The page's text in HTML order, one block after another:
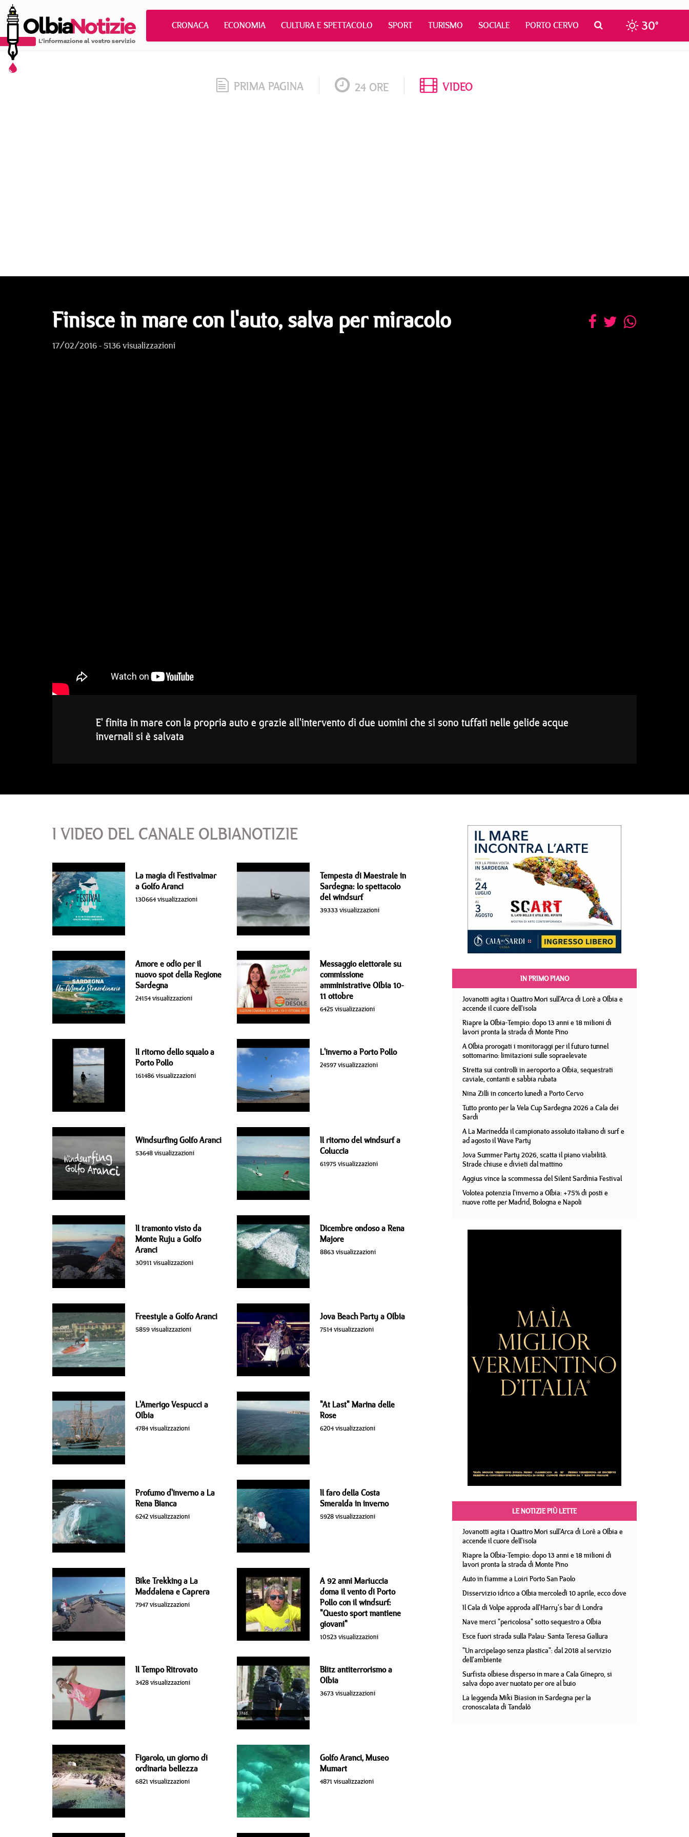
CRONACA ECONOMIA CULTURA E SPETTACOLO SPORT TURISMO SOCIALE PORTO CERVO 30°
PRIMA PAGINA 24 ORE VIDEO
Finisce in mare con l'auto, salva per miracolo
17/02/2016 - 5136 visualizzazioni
E' finita in mare con la propria auto e grazie all'intervento di due uomini che si sono tuffati nelle gelide acque
invernali si è salvata
I VIDEO DEL CANALE OLBIANOTIZIE
La magia di Festivalmar
a Golfo Aranci
130664 visualizzazioni
Tempesta di Maestrale in
Sardegna: lo spettacolo
del windsurf
39333 visualizzazioni
Amore e odio per il
nuovo spot della Regione
Sardegna
24154 visualizzazioni
Messaggio elettorale su
commissione
amministrative Olbia 10-
11 ottobre
6425 visualizzazioni
Il ritorno dello squalo a
Porto Pollo
161486 visualizzazioni
L'inverno a Porto Pollo
24597 visualizzazioni
Windsurfing Golfo Aranci
53648 visualizzazioni
Il ritorno del windsurf a
Coluccia
61975 visualizzazioni
Il tramonto visto da
Monte Ruju a Golfo
Aranci
30911 visualizzazioni
Dicembre ondoso a Rena
Majore
8863 visualizzazioni
Freestyle a Golfo Aranci
5859 visualizzazioni
Jova Beach Party a Olbia
7514 visualizzazioni
L'Amerigo Vespucci a
Olbia
4784 visualizzazioni
"At Last" Marina delle
Rose
6204 visualizzazioni
Profumo d'inverno a La
Rena Bianca
6242 visualizzazioni
Il faro della Costa
Smeralda in inverno
5928 visualizzazioni
Bike Trekking a La
Maddalena e Caprera
7947 visualizzazioni
A 92 anni Mariuccia
doma il vento di Porto
Pollo con il windsurf:
"Questo sport mantiene
giovani"
10523 visualizzazioni
Il Tempo Ritrovato
3428 visualizzazioni
Blitz antiterrorismo a
Olbia
3673 visualizzazioni
Figarolo, un giorno di
ordinaria bellezza
6821 visualizzazioni
Golfo Aranci, Museo
Mumart
4871 visualizzazioni
IN PRIMO PIANO
Jovanotti agita i Quattro Mori sull'Arca di Lorè a Olbia e
accende il cuore dell'isola
Riapre la Olbia-Tempio: dopo 13 anni e 18 milioni di
lavori pronta la strada di Monte Pino
A Olbia prorogati i monitoraggi per il futuro tunnel
sottomarino: limitazioni sulle sopraelevate
Stretta sui controlli in aeroporto a Olbia, sequestrati
caviale, contanti e sabbia rubata
Nina Zilli in concerto lunedì a Porto Cervo
Tutto pronto per la Vela Cup Sardegna 2026 a Cala dei
Sardi
A La Marinedda il campionato assoluto italiano di surf e
ad agosto il Wave Party
Jova Summer Party 2026, scatta il piano viabilità.
Strade chiuse e divieti dal mattino
Aggius vince la scommessa del Silent Sardinia Festival
Volotea potenzia l'inverno a Olbia: +75% di posti e
nuove rotte per Madrid, Bologna e Napoli
LE NOTIZIE PIÙ LETTE
Jovanotti agita i Quattro Mori sull'Arca di Lorè a Olbia e
accende il cuore dell'isola
Riapre la Olbia-Tempio: dopo 13 anni e 18 milioni di
lavori pronta la strada di Monte Pino
Auto in fiamme a Loiri Porto San Paolo
Disservizio idrico a Olbia mercoledì 10 aprile, ecco dove
Il Cala di Volpe approda all'Harry's bar di Londra
Nave merci "pericolosa" sotto sequestro a Olbia
Esce fuori strada sulla Palau- Santa Teresa Gallura
"Un arcipelago senza plastica": dal 2018 al servizio
dell'ambiente
Surfista olbiese disperso in mare a Cala Ginepro, si
salva dopo aver nuotato per ore al buio
La leggenda Miki Biasion in Sardegna per la
cronoscalata di Tandalò